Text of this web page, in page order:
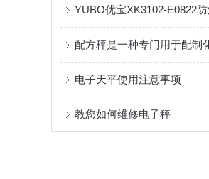
电子天平使用注意事项
教您如何维修电子秤